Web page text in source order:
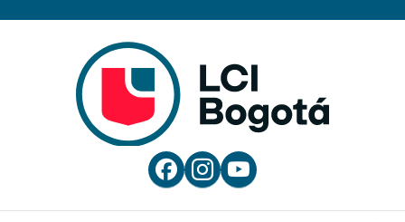
  